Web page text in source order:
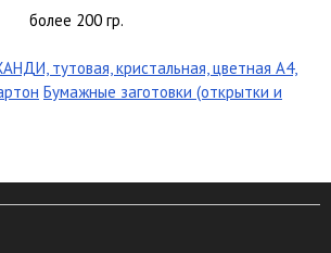
более 200 гр.
тутовая, кристальная, цветная А4,
Бумажные заготовки (открытки и